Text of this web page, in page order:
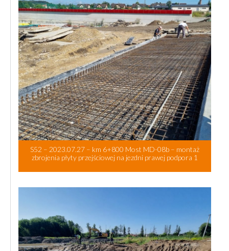
S52 – 2023.07.27 – km 6+800 Most MD-08b – montaż
zbrojenia płyty przejściowej na jezdni prawej podpora 1